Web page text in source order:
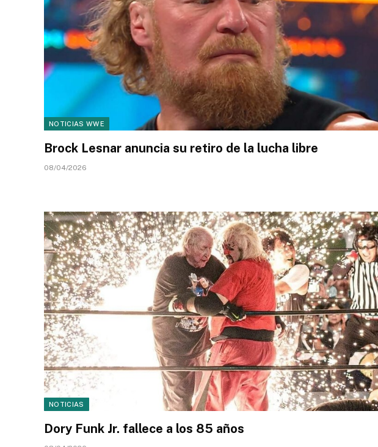
NOTICIAS WWE
Brock Lesnar anuncia su retiro de la lucha libre
08/04/2026
NOTICIAS
Dory Funk Jr. fallece a los 85 años